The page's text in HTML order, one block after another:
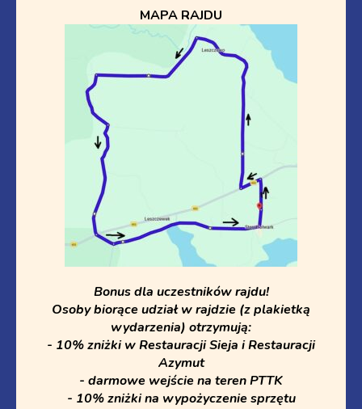
MAPA RAJDU
Bonus dla uczestników rajdu!
Osoby biorące udział w rajdzie (z plakietką
wydarzenia) otrzymują:
- 10% zniżki w Restauracji Sieja i Restauracji
Azymut
- darmowe wejście na teren PTTK
- 10% zniżki na wypożyczenie sprzętu